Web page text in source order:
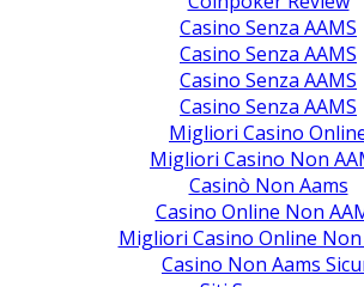
Casino Senza AAMS
Casino Senza AAMS
Casino Senza AAMS
Casino Senza AAMS
Migliori Casino
Migliori Casino Non
Casinò Non Aams
Casino Online Non
Migliori Casino Online Non
Casino Non Aams